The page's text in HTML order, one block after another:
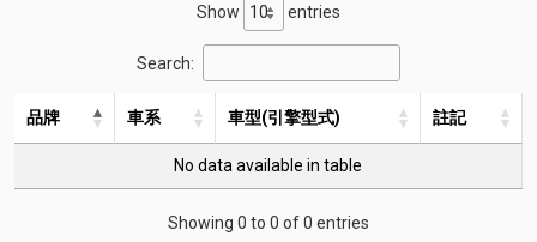
Show
entries
Search:
品牌 車系 車型(引擎型式) 註記
No data available in table
Showing 0 to 0 of 0 entries